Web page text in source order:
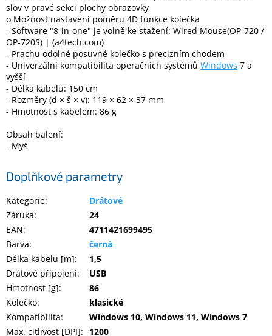
TONERY
A
CARTRIDGE
OEM
Sestavy
počítačů
Inpraise
Kamerové
systémy
MILESIGHT
Doprodej
slov v pravé sekci plochy obrazovky
o Možnost nastavení poměru 4D funkce kolečka
- Software "8-in-one" je volně ke stažení: Wired Mouse(OP-720 /
OP-720S) | (a4tech.com)
- Prachu odolné posuvné kolečko s precizním chodem
- Univerzální kompatibilita operačních systémů Windows 7 a
vyšší
- Délka kabelu: 150 cm
- Rozměry (d × š × v): 119 × 62 × 37 mm
- Hmotnost s kabelem: 86 g
Obsah balení:
- Myš
Doplňkové parametry
Kategorie:
Drátové
Záruka:
24
EAN:
4711421699495
Barva:
černá
Délka kabelu [m]:
1,5
Drátové připojení:
USB
Hmotnost [g]:
86
Kolečko:
klasické
Kompatibilita:
Windows 10, Windows 11, Windows 7
Max. citlivost [DPI]: 1200